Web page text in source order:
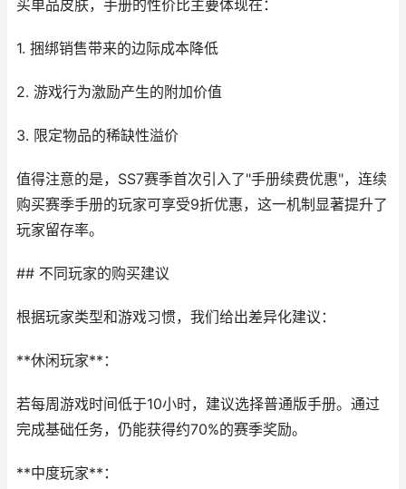
买单品皮肤，手册的性价比主要体现在：
1. 捆绑销售带来的边际成本降低
2. 游戏行为激励产生的附加价值
3. 限定物品的稀缺性溢价
值得注意的是，SS7赛季首次引入了"手册续费优惠"，连续
购买赛季手册的玩家可享受9折优惠，这一机制显著提升了
玩家留存率。
## 不同玩家的购买建议
根据玩家类型和游戏习惯，我们给出差异化建议：
**休闲玩家**：
若每周游戏时间低于10小时，建议选择普通版手册。通过
完成基础任务，仍能获得约70%的赛季奖励。
**中度玩家**：